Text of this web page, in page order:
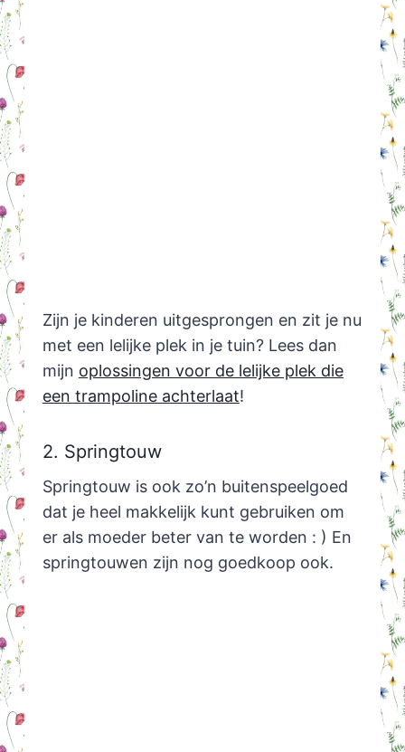
Zijn je kinderen uitgesprongen en zit je nu
met een lelijke plek in je tuin? Lees dan
mijn oplossingen voor de lelijke plek die
een trampoline achterlaat!
2. Springtouw
Springtouw is ook zo’n buitenspeelgoed
dat je heel makkelijk kunt gebruiken om
er als moeder beter van te worden : ) En
springtouwen zijn nog goedkoop ook.